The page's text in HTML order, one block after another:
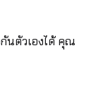
นตัวเองได้ คุณ